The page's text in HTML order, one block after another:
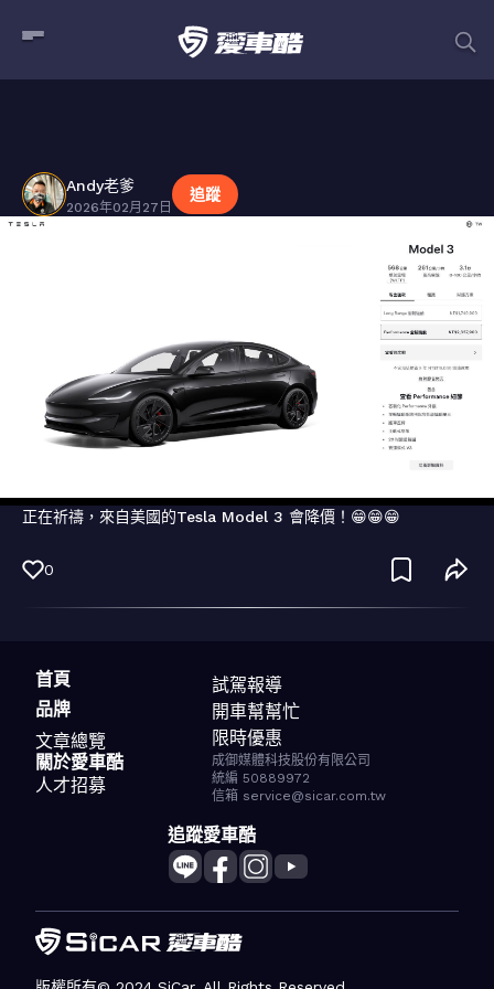
貼文
Andy老爹
2026年02月27日
追蹤
正在祈禱，來自美國的Tesla Model 3 會降價！😁😁😁
0
首頁
品牌
文章總覽
試駕報導
開車幫幫忙
限時優惠
關於愛車酷
人才招募
成御媒體科技股份有限公司
統編 50889972
信箱 service@sicar.com.tw
追蹤愛車酷